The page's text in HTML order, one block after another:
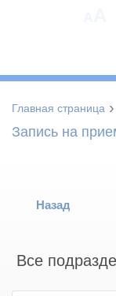
Главная страница ›
Запись на
Назад
Все